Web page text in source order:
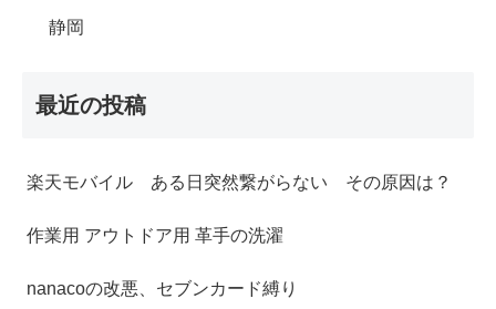
静岡
最近の投稿
楽天モバイル ある日突然繋がらない その原因は？
作業用 アウトドア用 革手の洗濯
nanacoの改悪、セブンカード縛り